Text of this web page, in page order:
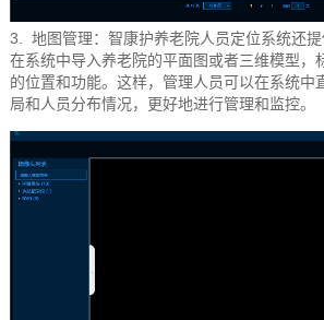
3.
地图管理：智康护养老院人员定位系统还
在系统中导入养老院的平面图或者三维模型，
的位置和功能。这样，管理人员可以在系统中
局和人员分布情况，更好地进行管理和监控。